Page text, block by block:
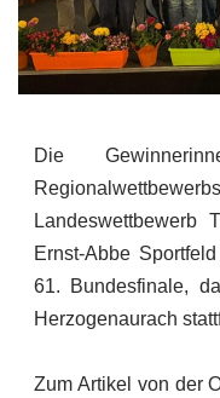
Die
Ernst-Abbe
61. Bundesfinale,
Herzogenaurach
Zum Artikel von der